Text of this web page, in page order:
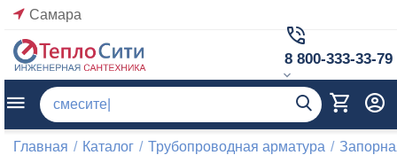
Самара
8 800-333-33-79
Главная / Каталог / Трубопроводная арматура /